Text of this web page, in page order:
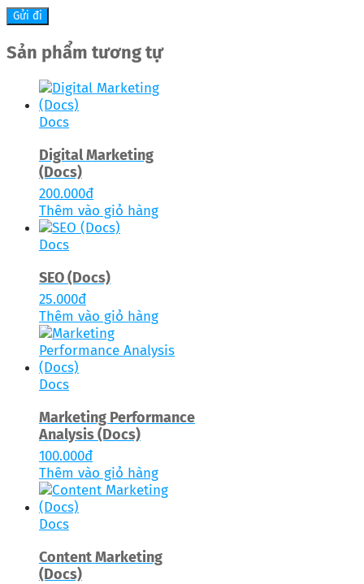
Sản phẩm tương tự
Docs
Digital Marketing
(Docs)
200.000đ
Thêm vào giỏ hàng
Docs
SEO (Docs)
25.000đ
Thêm vào giỏ hàng
Docs
Marketing Performance
Analysis (Docs)
100.000đ
Thêm vào giỏ hàng
Docs
Content Marketing
(Docs)